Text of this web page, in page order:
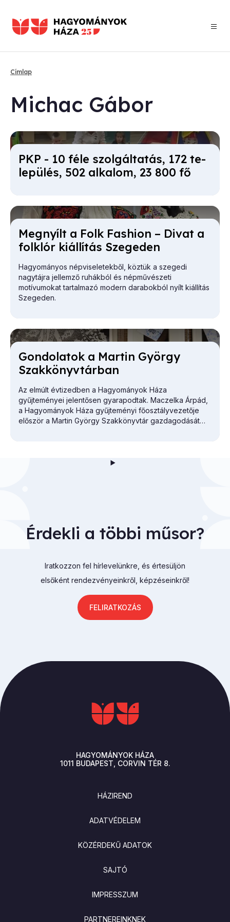
tartalomra
Címlap
Mi­chac Gá­bor
PKP - 10 fé­le szol­gál­ta­tás, 172 te­
le­pü­lés, 502 al­ka­lom, 23 800 fő
Meg­nyílt a Folk Fashi­on – Di­vat a
folk­lór ki­ál­lí­tás Sze­ge­den
Hagyományos népviseletekből, köztük a szegedi
nagytájra jellemző ruhákból és népművészeti
motívumokat tartalmazó modern darabokból nyílt kiállítás
Szegeden.
Gon­do­la­tok a Mar­tin György
Szak­könyv­tár­ban
Az elmúlt évtizedben a Hagyományok Háza
gyűjteményei jelentősen gyarapodtak. Maczelka Árpád,
a Hagyományok Háza gyűjteményi főosztályvezetője
először a Martin György Szakkönyvtár gazdagodását
Érdekli a többi műsor?
Iratkozzon fel hírlevelünkre, és értesüljön
elsőként rendezvényeinkről, képzéseinkről!
FELIRATKOZÁS
HAGYOMÁNYOK HÁZA
1011 BUDAPEST CORVIN TÉR 8.
HÁZIREND
ADATVÉDELEM
KÖZÉRDEKŰ ADATOK
SAJTÓ
IMPRESSZUM
PARTNEREINKNEK